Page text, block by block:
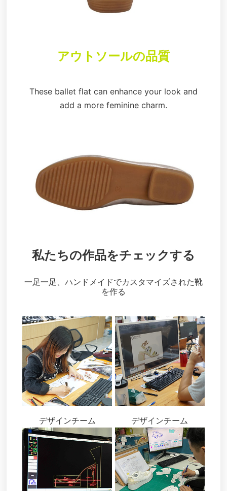
アウトソールの品質
These ballet flat can enhance your look and
add a more feminine charm.
私たちの作品をチェックする
一足一足、ハンドメイドでカスタマイズされた靴
を作る
デザインチーム デザインチーム